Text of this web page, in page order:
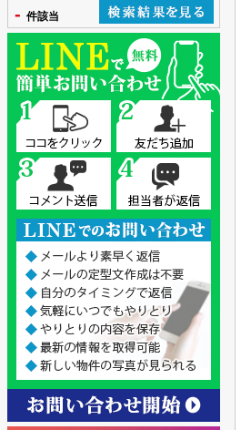
- 件該当